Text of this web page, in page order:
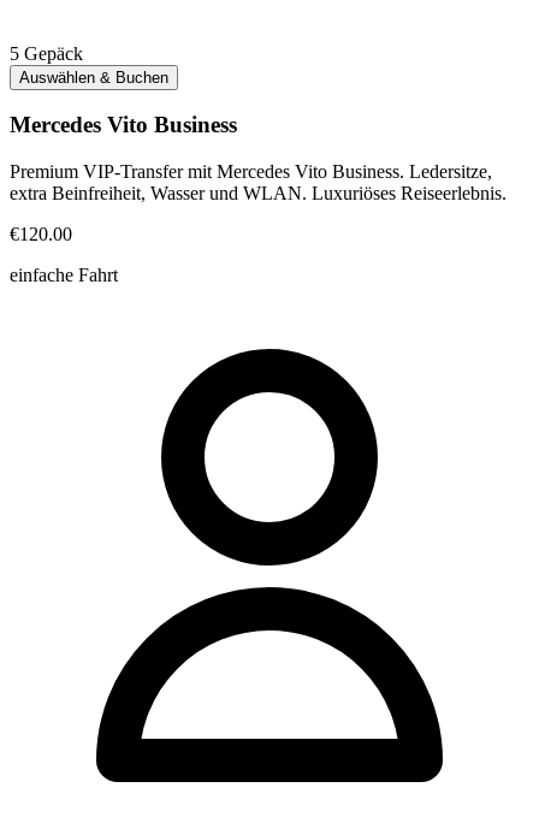
5 Gepäck
Auswählen & Buchen
Mercedes Vito Business
Premium VIP-Transfer mit Mercedes Vito Business. Ledersitze,
extra Beinfreiheit, Wasser und WLAN. Luxuriöses Reiseerlebnis.
€120.00
einfache Fahrt